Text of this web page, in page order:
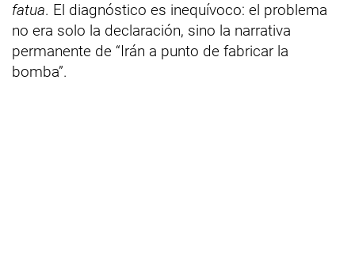
fatua. El diagnóstico es inequívoco: el problema
no era solo la declaración, sino la narrativa
permanente de “Irán a punto de fabricar la
bomba”.